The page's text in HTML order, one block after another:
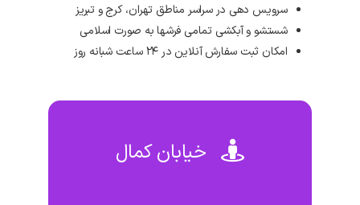
سرویس دهی در سراسر مناطق تهران، کرج و تبریز
شستشو و آبکشی تمامی فرشها به صورت اسلامی
امکان ثبت سفارش آنلاین در ۲۴ ساعت شبانه روز
خیابان کمال